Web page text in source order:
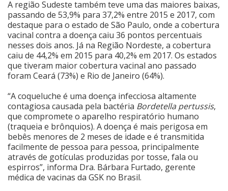
Anuncie
Fale Conosco
A região Sudeste também teve uma das maiores baixas,
passando de 53,9% para 37,2% entre 2015 e 2017, com
destaque para o estado de São Paulo, onde a cobertura
vacinal contra a doença caiu 36 pontos percentuais
nesses dois anos. Já na Região Nordeste, a cobertura
caiu de 44,2% em 2015 para 40,2% em 2017. Os estados
que tiveram maior cobertura vacinal ano passado
foram Ceará (73%) e Rio de Janeiro (64%).
“A coqueluche é uma doença infecciosa altamente
contagiosa causada pela bactéria Bordetella pertussis,
que compromete o aparelho respiratório humano
(traqueia e brônquios). A doença é mais perigosa em
bebês menores de 2 meses de idade e é transmitida
facilmente de pessoa para pessoa, principalmente
através de gotículas produzidas por tosse, fala ou
espirros”, informa Dra. Bárbara Furtado, gerente
médica de vacinas da GSK no Brasil.